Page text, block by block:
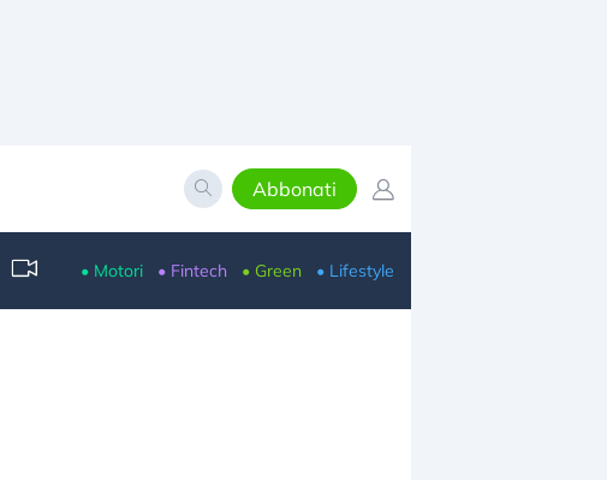
Abbonati
• Motori • Fintech • Green • Lifestyle